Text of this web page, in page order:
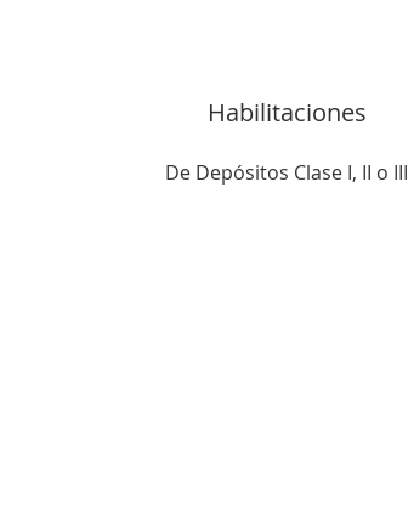
Habilitaciones
De Depósitos Clase I, II o III